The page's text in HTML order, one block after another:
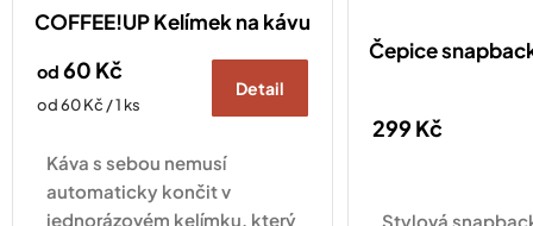
COFFEE!UP Kelímek na kávu
od 60 Kč
Měrná
od 60 Kč / 1 ks
Detail
Káva s sebou nemusí
automaticky končit v
jednorázovém kelímku, který
Čepice
299 Kč
Stylová